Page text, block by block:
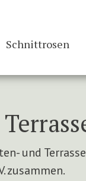
Schnittrosen
und
zusammen.